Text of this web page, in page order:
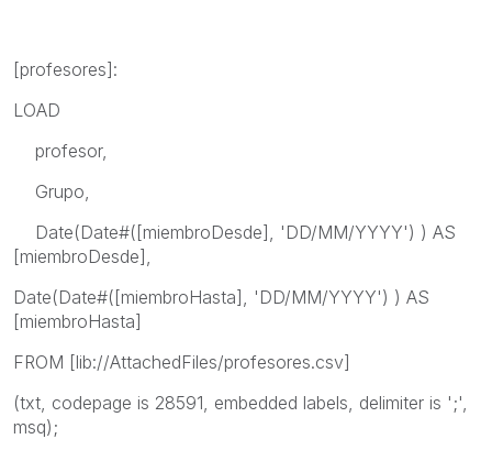
[profesores]:
LOAD
profesor,
Grupo,
Date(Date#([miembroDesde], 'DD/MM/YYYY') ) AS
[miembroDesde],
Date(Date#([miembroHasta], 'DD/MM/YYYY') ) AS
[miembroHasta]
FROM [lib://AttachedFiles/profesores.csv]
(txt, codepage is 28591, embedded labels, delimiter is ';',
msq);